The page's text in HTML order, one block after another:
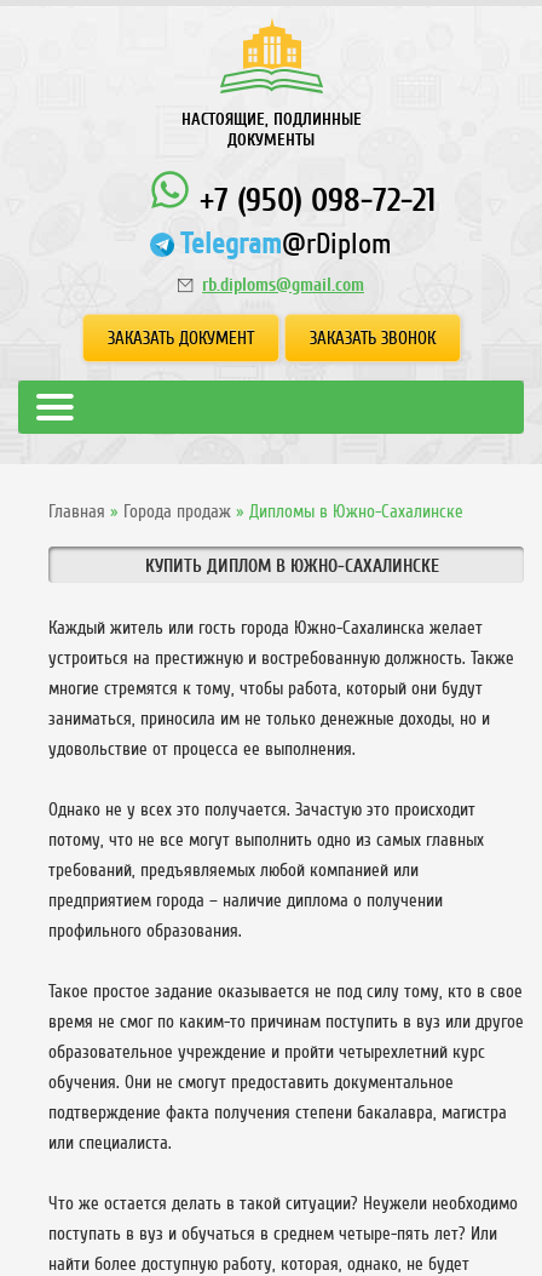
НАСТОЯЩИЕ, ПОДЛИННЫЕ
ДОКУМЕНТЫ
+7 (950) 098-72-21
Telegram@rDiplom
rb.diploms@gmail.com
ЗАКАЗАТЬ ДОКУМЕНТ ЗАКАЗАТЬ ЗВОНОК
Главная » Города продаж » Дипломы в Южно-Сахалинске
КУПИТЬ ДИПЛОМ В ЮЖНО-САХАЛИНСКЕ
Каждый житель или гость города Южно-Сахалинска желает
устроиться на престижную и востребованную должность. Также
многие стремятся к тому, чтобы работа, который они будут
заниматься, приносила им не только денежные доходы, но и
удовольствие от процесса ее выполнения.
Однако не у всех это получается. Зачастую это происходит
потому, что не все могут выполнить одно из самых главных
требований, предъявляемых любой компанией или
предприятием города – наличие диплома о получении
профильного образования.
Такое простое задание оказывается не под силу тому, кто в свое
время не смог по каким-то причинам поступить в вуз или другое
образовательное учреждение и пройти четырехлетний курс
обучения. Они не смогут предоставить документальное
подтверждение факта получения степени бакалавра, магистра
или специалиста.
Что же остается делать в такой ситуации? Неужели необходимо
поступать в вуз и обучаться в среднем четыре-пять лет? Или
найти более доступную работу, которая, однако, не будет